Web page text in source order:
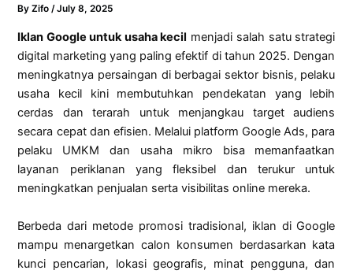
ByZifo/July 8, 2025
Iklan Google untuk usaha kecil menjadi salah satu strategi
digital marketing yang paling efektif di tahun 2025. Dengan
meningkatnya persaingan di berbagai sektor bisnis, pelaku
usaha kecil kini membutuhkan pendekatan yang lebih
cerdas dan terarah untuk menjangkau target audiens
secara cepat dan efisien. Melalui platform Google Ads, para
pelaku UMKM dan usaha mikro bisa memanfaatkan
layanan periklanan yang fleksibel dan terukur untuk
meningkatkan penjualan serta visibilitas online mereka.
Berbeda dari metode promosi tradisional, iklan di Google
mampu menargetkan calon konsumen berdasarkan kata
kunci pencarian, lokasi geografis, minat pengguna, dan